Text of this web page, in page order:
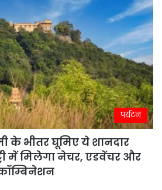
पर्यटन
के भीतर घूमिए ये शानदार
में मिलेगा नेचर, एडवेंचर और